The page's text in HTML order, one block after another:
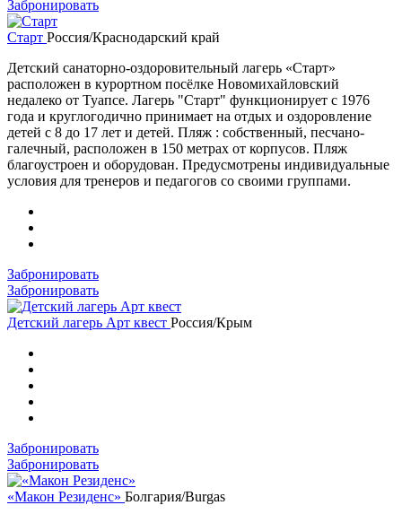
Забронировать
Старт Россия/Краснодарский край
Детский санаторно-оздоровительный лагерь «Старт»
расположен в курортном посёлке Новомихайловский
недалеко от Туапсе. Лагерь "Старт" функционирует с 1976
года и круглогодично принимает на отдых и оздоровление
детей с 8 до 17 лет и детей. Пляж : собственный, песчано-
галечный, расположен в 150 метрах от корпусов. Пляж
благоустроен и оборудован. Предусмотрены индивидуальные
условия для тренеров и педагогов со своими группами.
Забронировать
Забронировать
Детский лагерь Арт квест Россия/Крым
Забронировать
Забронировать
«Макон Резиденс» Болгария/Burgas